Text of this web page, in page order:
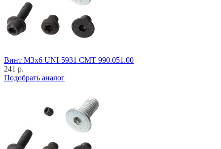
Винт M3x6 UNI-5931 CMT 990.051.00
241 р.
Подобрать аналог